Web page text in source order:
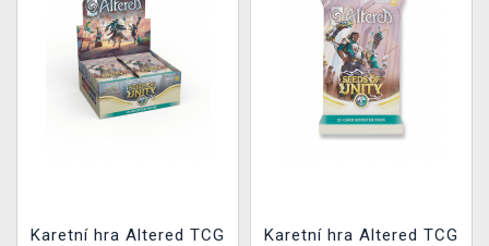
Karetní hra Altered TCG
Karetní hra Altered TCG